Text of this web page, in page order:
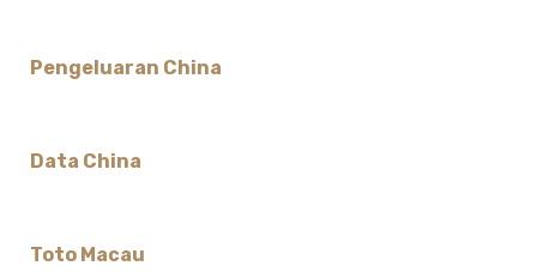
Pengeluaran China
Data China
Toto Macau